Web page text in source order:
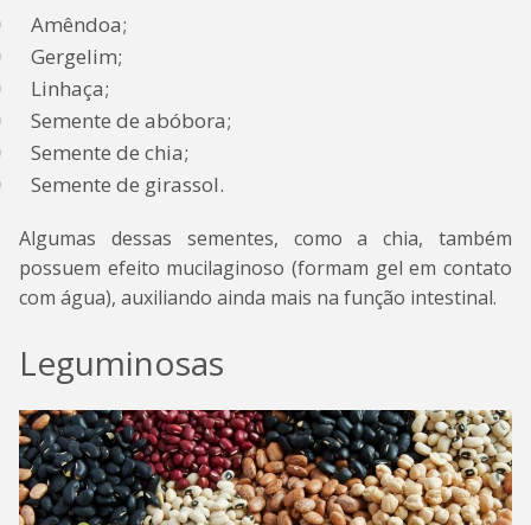
Amêndoa;
Gergelim;
Linhaça;
Semente de abóbora;
Semente de chia;
Semente de girassol.
Algumas dessas sementes, como a chia, também
possuem efeito mucilaginoso (formam gel em contato
com água), auxiliando ainda mais na função intestinal.
Leguminosas